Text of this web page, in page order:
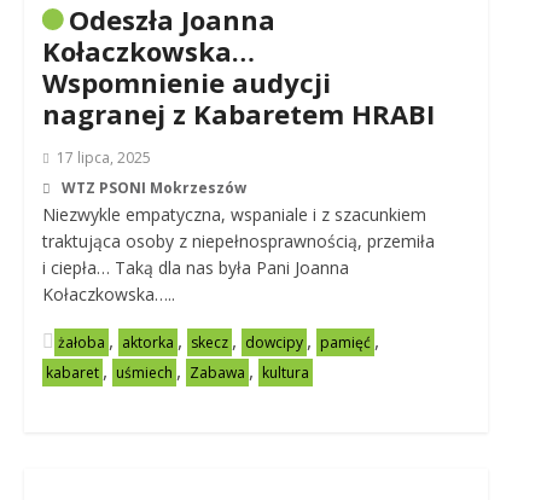
Odeszła Joanna
Kołaczkowska…
Wspomnienie audycji
nagranej z Kabaretem HRABI
17 lipca, 2025
WTZ PSONI Mokrzeszów
Niezwykle empatyczna, wspaniale i z szacunkiem
traktująca osoby z niepełnosprawnością, przemiła
i ciepła… Taką dla nas była Pani Joanna
Kołaczkowska…..
żałoba , aktorka , skecz , dowcipy , pamięć ,
kabaret , uśmiech , Zabawa , kultura